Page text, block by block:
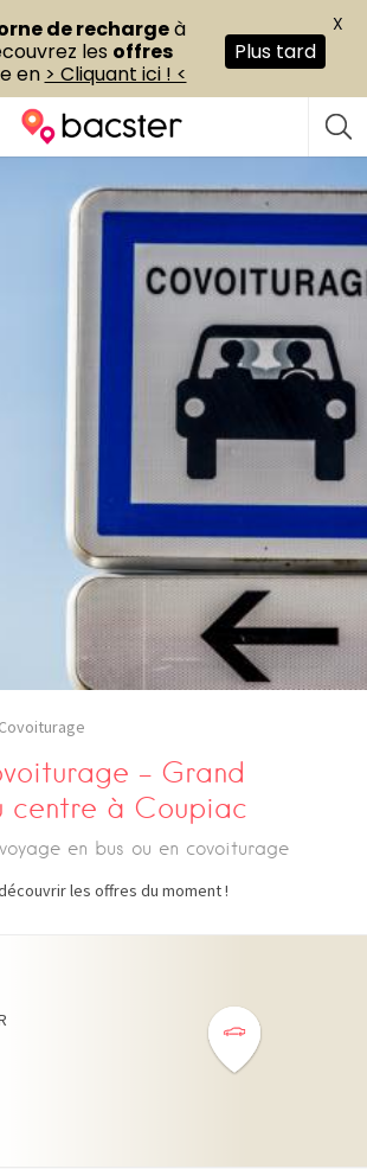
– Grand
centre à Coupiac
en bus ou en covoiturage
les offres du moment !
de rechargeà
les offres
en > Cliquant ici ! <
Plus tard
X